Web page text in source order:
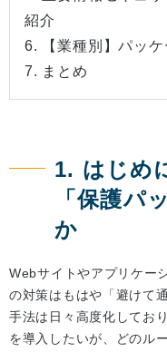
紹介
6. 【業種別】パッ
7. まとめ
1. はじめ
「保護パ
か
Webサイトやアプリケー
の対策はもはや「避けて
手法は日々高度化してお
を導入したいが、どのル